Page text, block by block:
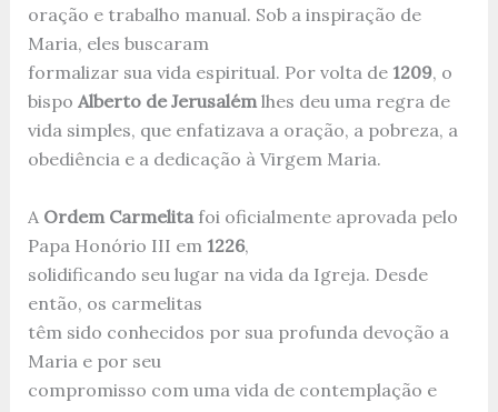
oração e trabalho manual. Sob a inspiração de
Maria, eles buscaram
formalizar sua vida espiritual. Por volta de 1209, o
bispo Alberto de Jerusalémlhes deu uma regra de
vida simples, que enfatizava a oração, a pobreza, a
obediência e a dedicação à Virgem Maria.
A Ordem Carmelitafoi oficialmente aprovada pelo
Papa Honório III em 1226,
solidificando seu lugar na vida da Igreja. Desde
então, os carmelitas
têm sido conhecidos por sua profunda devoção a
Maria e por seu
compromisso com uma vida de contemplação e